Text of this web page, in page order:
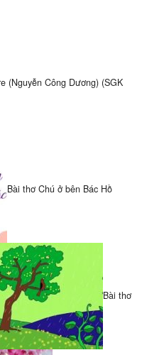
(Nguyễn Công Dương) (SGK
Bài thơ Chú ở bên Bác Hồ
Bài thơ